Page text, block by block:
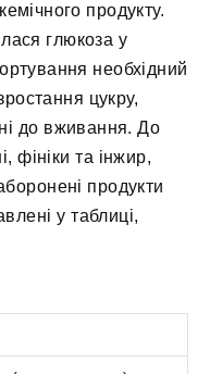
продукту.
глюкоза у
необхідний
цукру,
до вживання. До
фініки та інжир,
продукти
у таблиці,